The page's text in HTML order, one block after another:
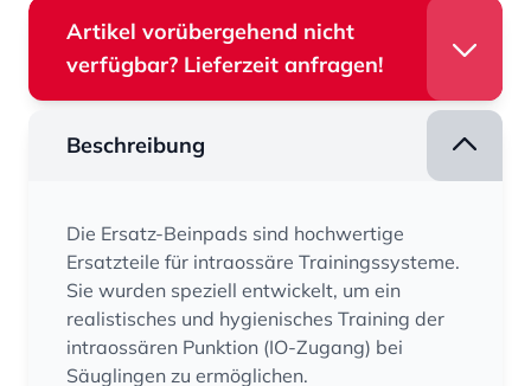
Artikel vorübergehend nicht
verfügbar? Lieferzeit anfragen!
Beschreibung
Die Ersatz-Beinpads sind hochwertige
Ersatzteile für intraossäre Trainingssysteme.
Sie wurden speziell entwickelt, um ein
realistisches und hygienisches Training der
intraossären Punktion (IO-Zugang) bei
Säuglingen zu ermöglichen.